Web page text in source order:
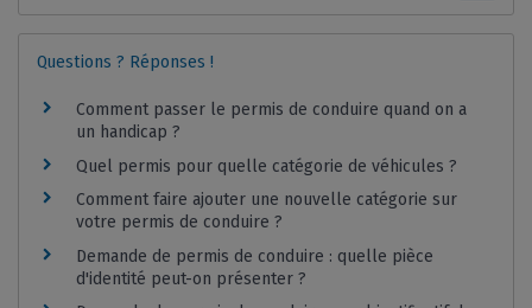
Questions ? Réponses !
Comment passer le permis de conduire quand on a
un handicap ?
Quel permis pour quelle catégorie de véhicules ?
Comment faire ajouter une nouvelle catégorie sur
votre permis de conduire ?
Demande de permis de conduire : quelle pièce
d'identité peut-on présenter ?